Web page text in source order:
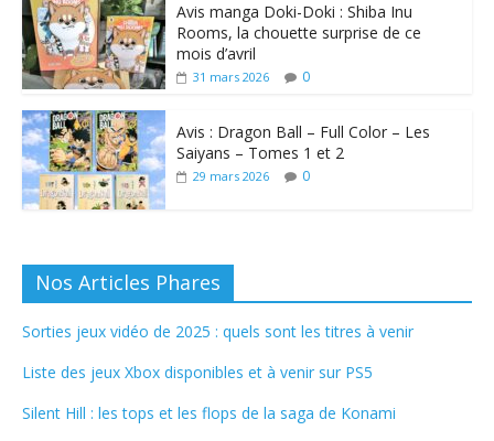
Avis manga Doki-Doki : Shiba Inu
Rooms, la chouette surprise de ce
mois d’avril
31 mars 2026 0
Avis : Dragon Ball – Full Color – Les
Saiyans – Tomes 1 et 2
29 mars 2026 0
Nos Articles Phares
Sorties jeux vidéo de 2025 : quels sont les titres à venir
Liste des jeux Xbox disponibles et à venir sur PS5
Silent Hill : les tops et les flops de la saga de Konami